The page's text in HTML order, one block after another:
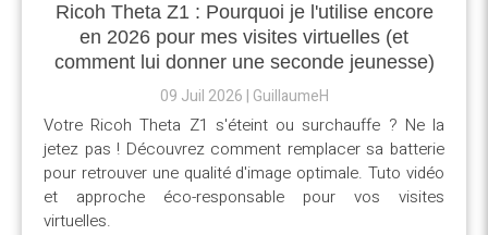
Ricoh Theta Z1 : Pourquoi je l'utilise encore
en 2026 pour mes visites virtuelles (et
comment lui donner une seconde jeunesse)
09 Juil 2026 GuillaumeH
Votre Ricoh Theta Z1 s'éteint ou surchauffe ? Ne la
jetez pas ! Découvrez comment remplacer sa batterie
pour retrouver une qualité d'image optimale. Tuto vidéo
et approche éco-responsable pour vos visites
virtuelles.